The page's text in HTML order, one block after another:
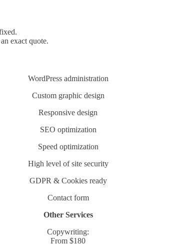
exact quote.
WordPress administration
Custom graphic design
Responsive design
SEO optimization
Speed optimization
High level of site security
GDPR & Cookies ready
Contact form
Other Services
Copywriting:
From $180